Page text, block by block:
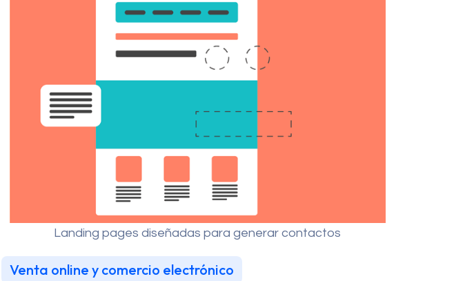
Landing pages diseñadas para generar contactos
Venta online y comercio electrónico